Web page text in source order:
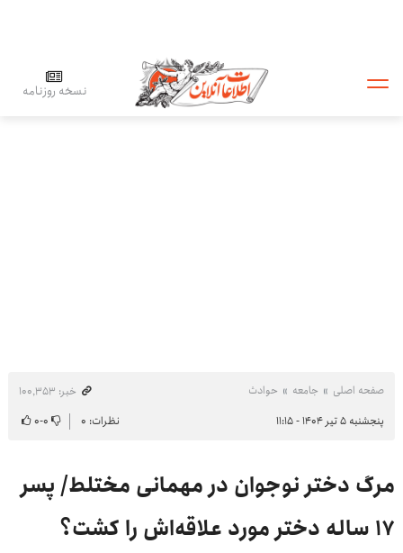
نسخه روزنامه
صفحه اصلی جامعه حوادث
خبر: ۱۰۰٬۳۵۳
پنجشنبه ۵ تیر ۱۴۰۴ - ۱۱:۱۵
نظرات: ۰ ۰-۰
مرگ دختر نوجوان در مهمانی مختلط/ پسر
۱۷ ساله دختر مورد علاقه‌اش را کشت؟